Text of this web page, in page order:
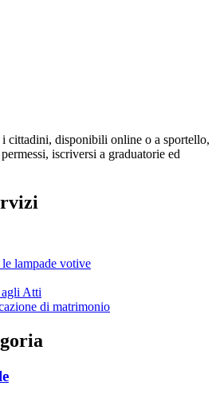
cittadini, disponibili online o a sportello,
iscriversi a graduatorie ed
lampade votive
agli Atti
di matrimonio